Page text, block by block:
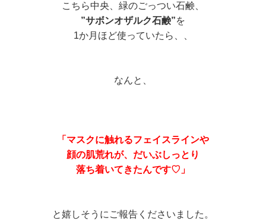
こちら中央、緑のごっつい石鹸、
”サボンオザルク石鹸”を
1か月ほど使っていたら、、
なんと、
「マスクに触れるフェイスラインや
顔の肌荒れが、だいぶしっとり
落ち着いてきたんです♡」
と嬉しそうにご報告くださいました。